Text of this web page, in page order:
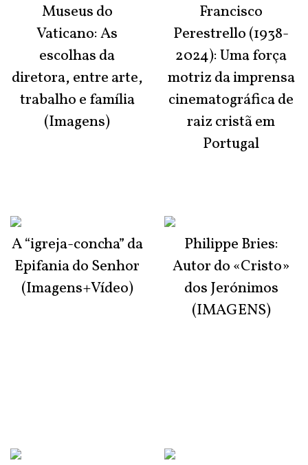
Museus do
Vaticano: As
escolhas da
diretora, entre arte,
trabalho e família
(Imagens)
A “igreja-concha” da
Epifania do Senhor
(Imagens+Vídeo)
Francisco
Perestrello (1938-
2024): Uma força
motriz da imprensa
cinematográfica de
raiz cristã em
Portugal
Philippe Bries:
Autor do «Cristo»
dos Jerónimos
(IMAGENS)